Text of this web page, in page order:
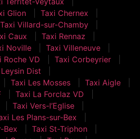
Glion
Taxi Chernex
Taxi Villard-sur-Chamby
Caux
Taxi Rennaz
Noville
Taxi Villeneuve
Roche VD
Taxi Corbeyrier
Dist
Taxi Les Mosses
Taxi Aigle
Taxi La Forclaz VD
Taxi Vers-l’Eglise
Les Plans-sur-Bex
Bex
Taxi St-Triphon